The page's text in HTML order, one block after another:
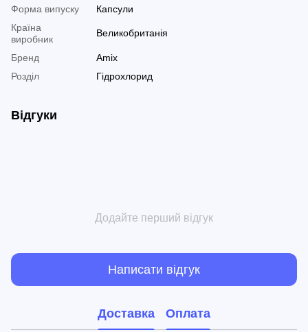
Форма випуску
Капсули
Країна
виробник
Великобританія
Бренд
Amix
Розділ
Гідрохлорид
Відгуки
Додайте перший відгук
Написати відгук
Доставка Оплата